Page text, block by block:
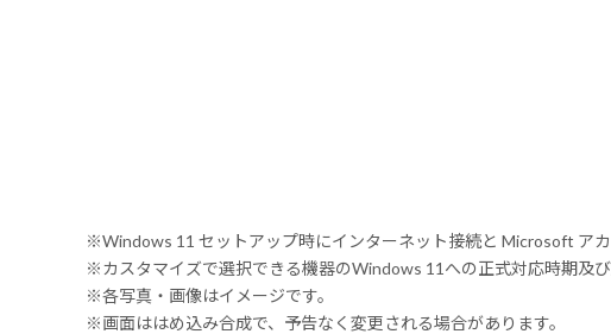
※Windows 11 セットアップ時にインターネット接続と Microsoft アカ
※カスタマイズで選択できる機器のWindows 11への正式対応時期及
※各写真・画像はイメージです。
※画面ははめ込み合成で、予告なく変更される場合があります。